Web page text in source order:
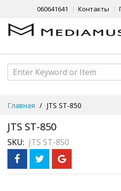
060641641 Контакты
Content
Главная JTS ST-850
JTS ST-850
SKU JTS ST-850